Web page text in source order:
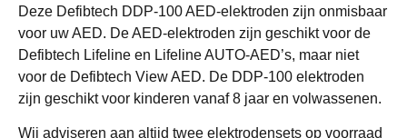
Deze Defibtech DDP-100 AED-elektroden zijn onmisbaar
voor uw AED. De AED-elektroden zijn geschikt voor de
Defibtech Lifeline en Lifeline AUTO-AED’s, maar niet
voor de Defibtech View AED. De DDP-100 elektroden
zijn geschikt voor kinderen vanaf 8 jaar en volwassenen.
Wij adviseren aan altijd twee elektrodensets op voorraad